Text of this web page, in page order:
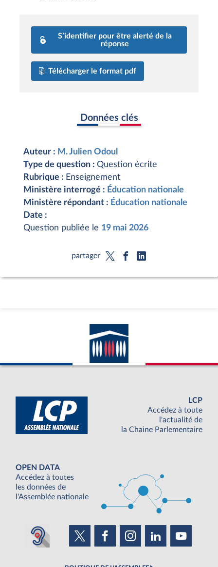
S’identifier pour être alerté de la
réponse
Télécharger le format pdf
Données clés
Auteur : M. Julien Odoul
Type de question : Question écrite
Rubrique : Enseignement
Ministère interrogé : Éducation nationale
Ministère répondant : Éducation nationale
Date :
Question publiée le 19 mai 2026
partager
LCP
Accédez à toute
l'actualité de
la Chaine Parlementaire
OPEN DATA
Accédez à toutes
les données de
l'Assemblée nationale